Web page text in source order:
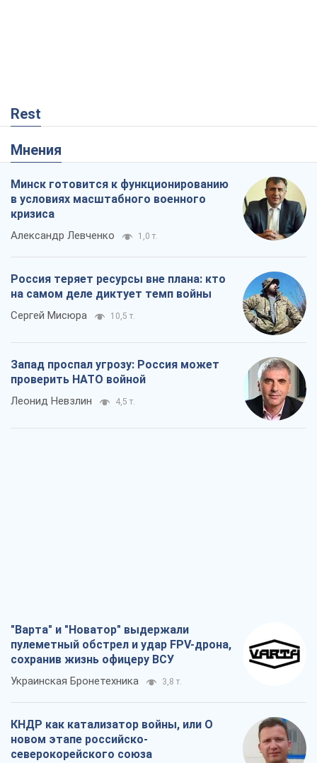
Rest
Мнения
Минск готовится к функционированию
в условиях масштабного военного
кризиса
Александр Левченко 1,0 т.
Россия теряет ресурсы вне плана: кто
на самом деле диктует темп войны
Сергей Мисюра 10,5 т.
Запад проспал угрозу: Россия может
проверить НАТО войной
Леонид Невзлин 4,5 т.
"Варта" и "Новатор" выдержали
пулеметный обстрел и удар FPV-дрона,
сохранив жизнь офицеру ВСУ
Украинская Бронетехника 3,8 т.
КНДР как катализатор войны, или О
новом этапе российско-
северокорейского союза